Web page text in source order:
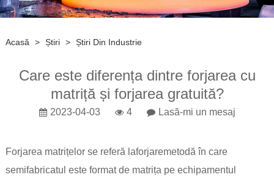
Acasă > Știri > Știri Din Industrie
Care este diferența dintre forjarea cu
matriță și forjarea gratuită?
2023-04-03 4 Lasă-mi un mesaj
Forjarea matrițelor se referă laforjaremetodă în care
semifabricatul este format de matrița pe echipamentul